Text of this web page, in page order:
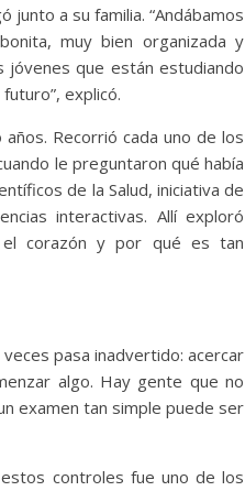
junto a su familia. “Andábamos
muy bien organizada y
que están estudiando
explicó.
Recorrió cada uno de los
le preguntaron qué había
de la Salud, iniciativa de
interactivas. Allí exploró
el corazón y por qué es tan
pasa inadvertido: acercar
algo. Hay gente que no
examen tan simple puede ser
controles fue uno de los